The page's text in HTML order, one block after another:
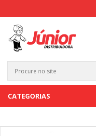
CATEGORIAS